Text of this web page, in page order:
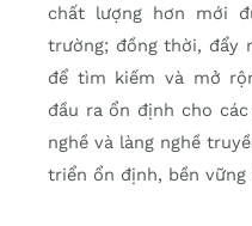
chất lượng hơn mới
trường; đồng thời, đẩy
để tìm kiếm và mở
đầu ra ổn định cho
nghề và làng nghề
triển ổn định, bền vững